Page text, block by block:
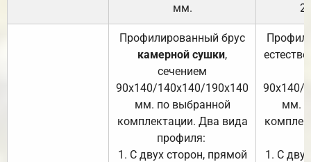
мм.
Профилированный брус
камерной сушки,
сечением
90х140/140х140/190х140
мм. по выбранной
комплектации. Два вида
профиля:
1. С двух сторон, прямой
90х140/
мм.
1. С